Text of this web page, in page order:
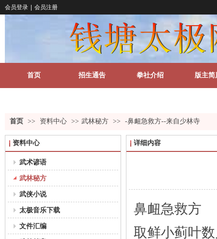
会员登录 会员注册
首页 招生通告 拳社介绍 版主简
首页 >> 资料中心 >> 武林秘方 >> -鼻衄急救方--来自少林寺
资料中心
武术谚语
武林秘方
武侠小说
太极音乐下载
文件汇编
详细内容
鼻衄急救方
取鲜小蓟叶